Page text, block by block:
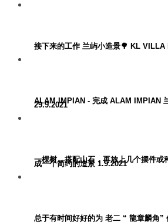
接下来的工作 兰屿小造景🌳 KL VILLA
ALAM IMPIAN - 完成 ALAM IMPIAN
29.9.2021
一棵树，搭配山石，再放上几个摆件或
成一个简约的造景 1.9.2021
总于有时间好好的为 老二 “ 龍章麟角”